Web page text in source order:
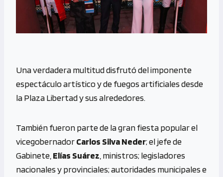
Una verdadera multitud disfrutó del imponente
espectáculo artístico y de fuegos artificiales desde
la Plaza Libertad y sus alrededores.
También fueron parte de la gran fiesta popular el
vicegobernadorCarlos Silva Neder; el jefe de
Gabinete, Elías Suárez , ministros; legisladores
nacionales y provinciales; autoridades municipales e